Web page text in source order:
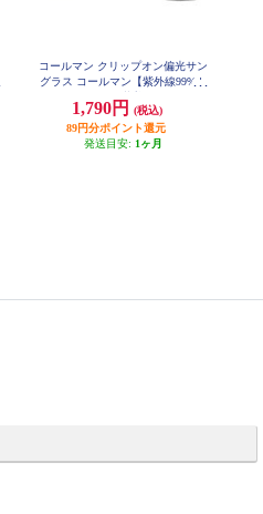
コールマン クリップオン偏光サン
グラス コールマン【紫外線99%カ
レンズ:スモーク(トリアセ偏光)/フ
レームカラー:ブラック】 CL03-1
1,790円
(税込)
89円分ポイント還元
発送目安: 1ヶ月